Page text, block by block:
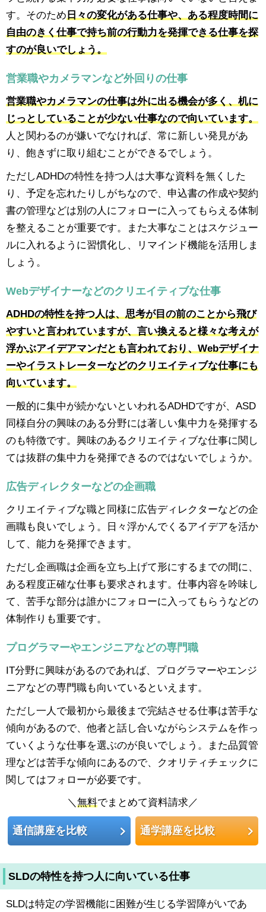
す。そのため 日々の変化がある仕事や、ある程度時間に
自由のきく仕事で持ち前の行動力を発揮できる仕事を探
すのが良いでしょう。
営業職やカメラマンなど外回りの仕事
営業職やカメラマンの仕事は外に出る機会が多く、机に
じっとしていることが少ない仕事なので向いています。
人と関わるのが嫌いでなければ、常に新しい発見があ
り、飽きずに取り組むことができるでしょう。
ただしADHDの特性を持つ人は大事な資料を無くした
り、予定を忘れたりしがちなので、申込書の作成や契約
書の管理などは別の人にフォローに入ってもらえる体制
を整えることが重要です。また大事なことはスケジュー
ルに入れるように習慣化し、リマインド機能を活用しま
しょう。
Webデザイナーなどのクリエイティブな仕事
ADHDの特性を持つ人は、思考が目の前のことから飛び
やすいと言われていますが、言い換えると様々な考えが
浮かぶアイデアマンだとも言われており、Webデザイナ
ーやイラストレーターなどのクリエイティブな仕事にも
向いています。
一般的に集中が続かないといわれるADHDですが、ASD
同様自分の興味のある分野には著しい集中力を発揮する
のも特徴です。興味のあるクリエイティブな仕事に関し
ては抜群の集中力を発揮できるのではないでしょうか。
広告ディレクターなどの企画職
クリエイティブな職と同様に広告ディレクターなどの企
画職も良いでしょう。日々浮かんでくるアイデアを活か
して、能力を発揮できます。
ただし企画職は企画を立ち上げて形にするまでの間に、
ある程度正確な仕事も要求されます。仕事内容を吟味し
て、苦手な部分は誰かにフォローに入ってもらうなどの
体制作りも重要です。
プログラマーやエンジニアなどの専門職
IT分野に興味があるのであれば、プログラマーやエンジ
ニアなどの専門職も向いているといえます。
ただし一人で最初から最後まで完結させる仕事は苦手な
傾向があるので、他者と話し合いながらシステムを作っ
ていくような仕事を選ぶのが良いでしょう。また品質管
理などは苦手な傾向にあるので、クオリティチェックに
関してはフォローが必要です。
＼無料でまとめて資料請求／
通信講座を比較 通学講座を比較
SLDの特性を持つ人に向いている仕事
SLDは特定の学習機能に困難が生じる学習障がいであ